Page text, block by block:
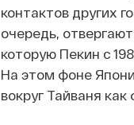
контактов других
очередь,
которую Пекин с
На этом фоне
вокруг Тайваня